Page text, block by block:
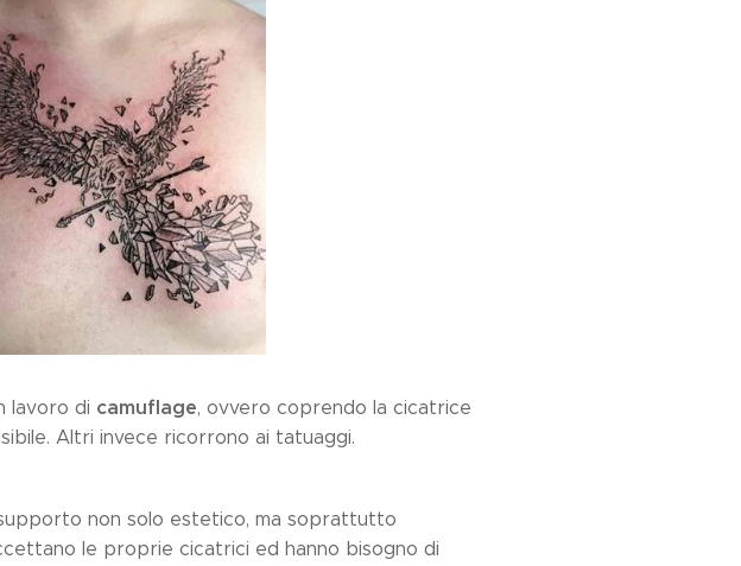
lavoro di camuflage, ovvero coprendo la cicatrice
Altri invece ricorrono ai tatuaggi.
non solo estetico, ma soprattutto
le proprie cicatrici ed hanno bisogno di